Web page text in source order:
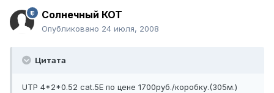
Солнечный КОТ
Опубликовано 24 июля, 2008
Цитата
UTP 4*2*0.52 cat.5E по цене 1700руб./коробку.(305м.)